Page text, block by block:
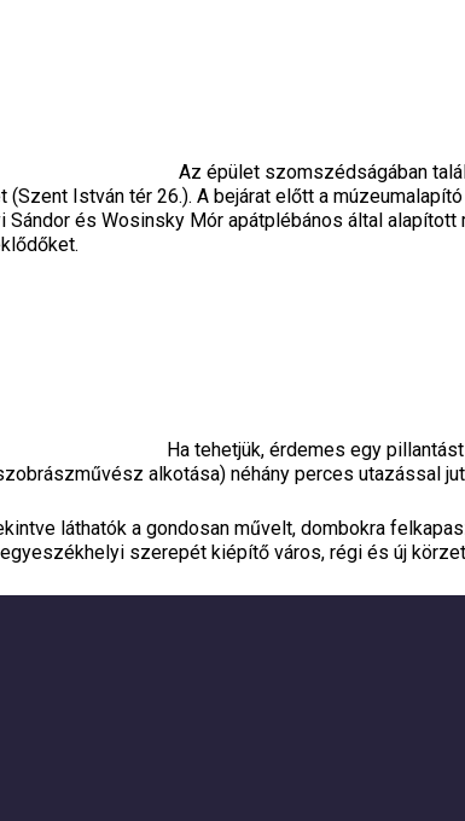
Az épület szomszédságában
(Szent István tér 26.). A bejárat előtt a
Sándor és Wosinsky Mór apátplébános által
Ha tehetjük, érdemes egy
alkotása) néhány perces utazással
láthatók a gondosan művelt, dombokra
szerepét kiépítő város, régi és új